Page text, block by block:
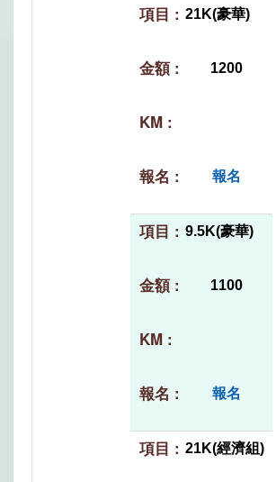
21K(豪華)
1200
報名
9.5K(豪華)
1100
報名
21K(經濟組)